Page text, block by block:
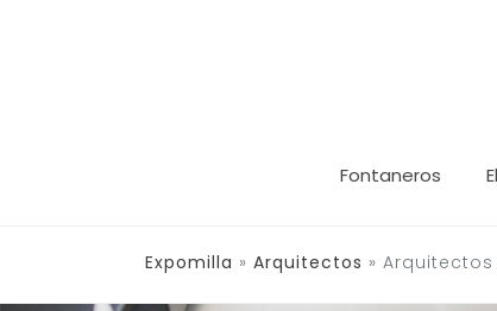
Fontaneros
Expomilla » Arquitectos »